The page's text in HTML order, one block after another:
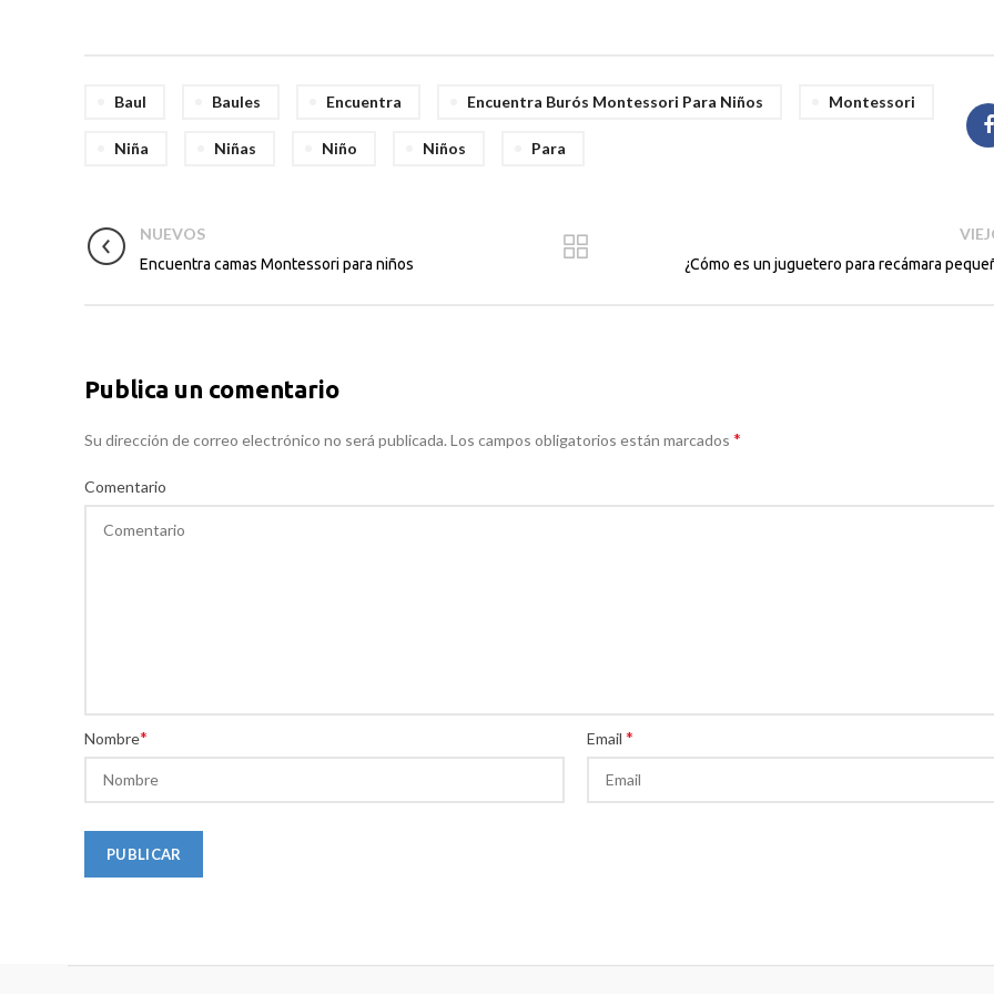
Baul Baules Encuentra Encuentra Burós Montessori Para Niños Montessori
Niña Niñas Niño Niños Para
NUEVOS
Encuentra camas Montessori para niños ¿Cómo es un juguetero para recámara
Publica un comentario
Su dirección de correo electrónico no será publicada. Los campos obligatorios están marcados *
Comentario
Nombre* Email*